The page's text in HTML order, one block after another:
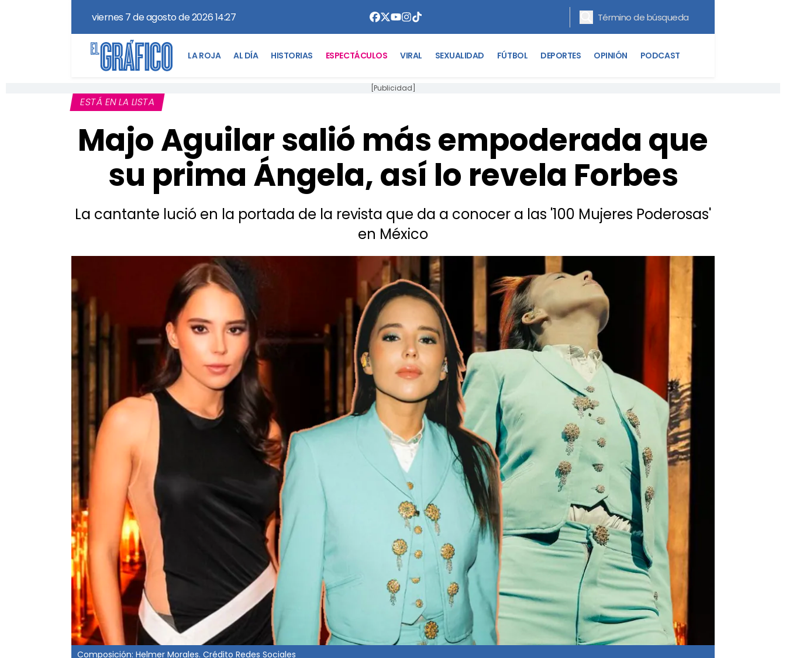
viernes 7 de agosto de 2026 14:27
LA ROJA AL DÍA HISTORIAS ESPECTÁCULOS VIRAL SEXUALIDAD FÚTBOL DEPORTES OPINIÓN PODCAST
[Publicidad]
ESTÁ EN LA LISTA
Majo Aguilar salió más empoderada que
su prima Ángela, así lo revela Forbes
La cantante lució en la portada de la revista que da a conocer a las '100 Mujeres Poderosas'
en México
Composición: Helmer Morales. Crédito Redes Sociales